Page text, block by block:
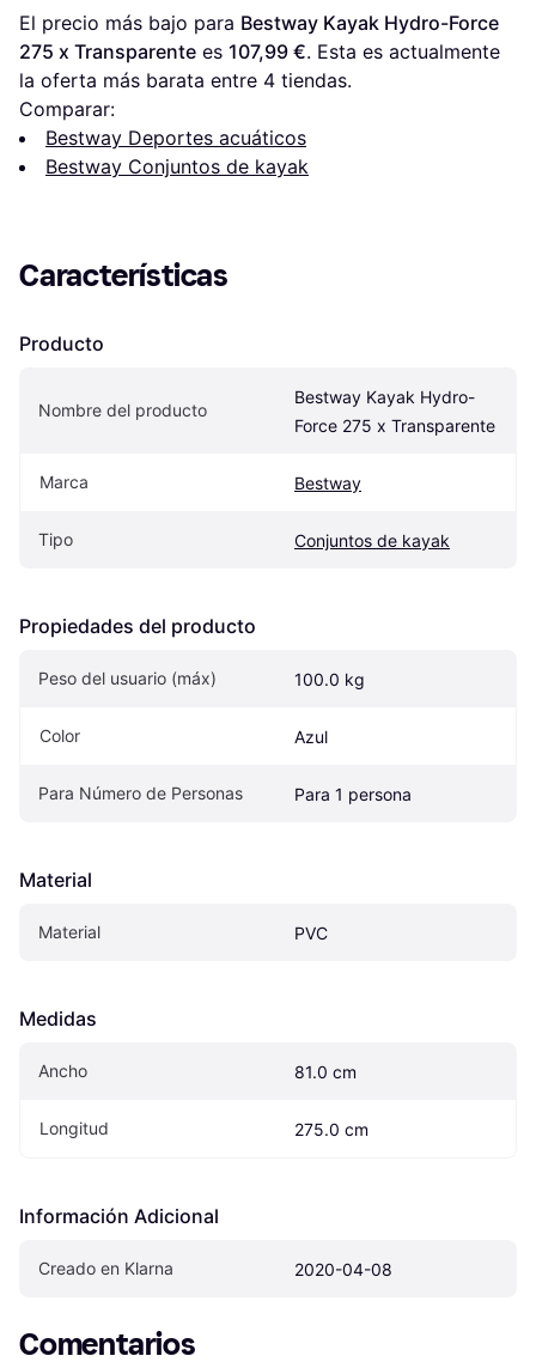
El precio más bajo para Bestway Kayak Hydro-Force
275 x Transparente es 107,99 €. Esta es actualmente
la oferta más barata entre 4 tiendas.
Comparar:
Bestway Deportes acuáticos
Bestway Conjuntos de kayak
Características
Producto
Nombre del producto
Bestway Kayak Hydro-
Force 275 x Transparente
Marca Bestway
Tipo Conjuntos de kayak
Propiedades del producto
Peso del usuario (máx) 100.0 kg
Color Azul
Para Número de Personas Para 1 persona
Material
Material PVC
Medidas
Ancho 81.0 cm
Longitud 275.0 cm
Información Adicional
Creado en Klarna 2020-04-08
Comentarios